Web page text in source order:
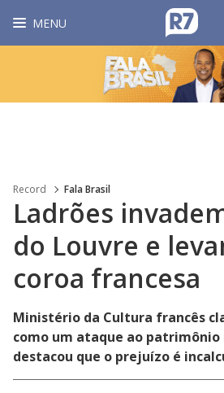
MENU
Record Fala Brasil
Ladrões
do Louvre e
coroa francesa
Ministério da Cultura francês
como um ataque ao patrimônio
destacou que o prejuízo é